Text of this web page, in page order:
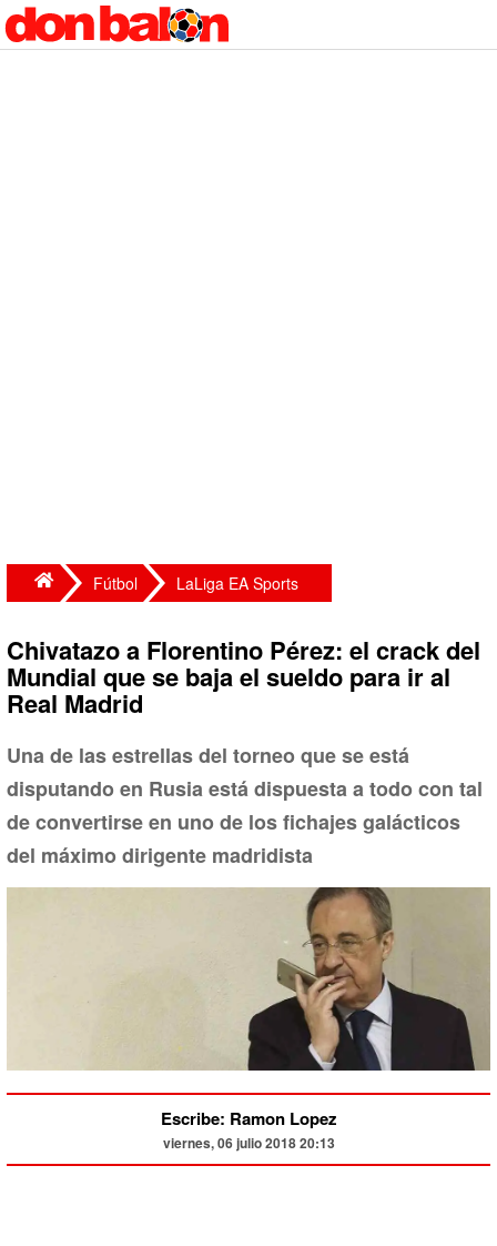
Fútbol LaLiga EA Sports
Chivatazo a Florentino Pérez: el crack del
Mundial que se baja el sueldo para ir al
Real Madrid
Una de las estrellas del torneo que se está
disputando en Rusia está dispuesta a todo con tal
de convertirse en uno de los fichajes galácticos
del máximo dirigente madridista
Escribe: Ramon Lopez
viernes, 06 julio 2018 20:13